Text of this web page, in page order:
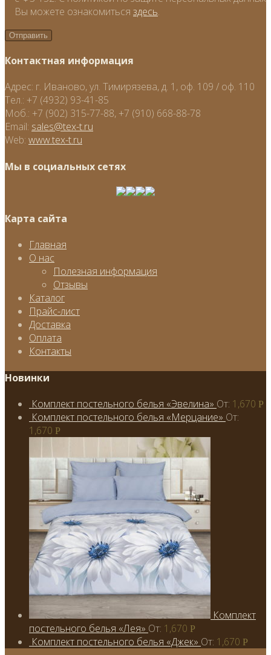
Вы можете ознакомиться здесь.
Контактная информация
Адрес: г. Иваново, ул. Тимирязева, д. 1, оф. 109 / оф. 110
Тел.: +7 (4932) 93-41-85
Моб.: +7 (902) 315-77-88, +7 (910) 668-88-78
Email: sales@tex-t.ru
Web: www.tex-t.ru
Мы в социальных сетях
Карта сайта
Главная
О нас
Полезная информация
Отзывы
Каталог
Прайс-лист
Доставка
Оплата
Контакты
Новинки
Комплект постельного белья «Эвелина» От: 1,670 Р
Комплект постельного белья «Мерцание» От:
1,670 Р
Комплект
постельного белья «Лея» От: 1,670 Р
Комплект постельного белья «Джек» От: 1,670 Р